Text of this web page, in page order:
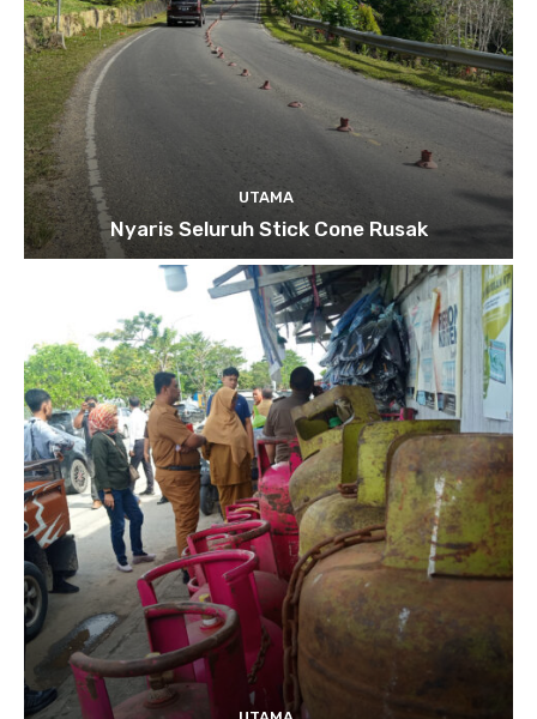
UTAMA
Nyaris Seluruh Stick Cone Rusak